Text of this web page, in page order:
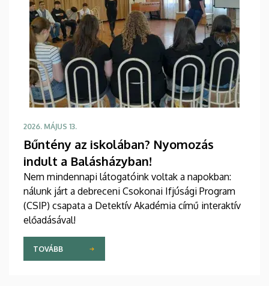
2026. MÁJUS 13.
Bűntény az iskolában? Nyomozás
indult a Balásházyban!
Nem mindennapi látogatóink voltak a napokban:
nálunk járt a debreceni Csokonai Ifjúsági Program
(CSIP) csapata a Detektív Akadémia című interaktív
előadásával!
TOVÁBB